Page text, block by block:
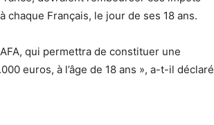
chaque Français, le jour de ses 18 ans.
qui permettra de constituer une
euros, à l’âge de 18 ans », a-t-il déclaré